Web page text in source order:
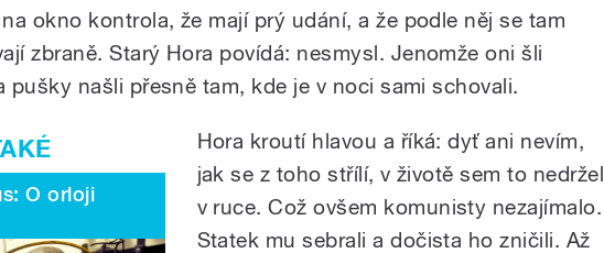
okno kontrola, že mají prý udání, a že podle něj se tam
zbraně. Starý Hora povídá: nesmysl. Jenomže oni šli
pušky našli přesně tam, kde je v noci sami schovali.
O orloji
Hora kroutí hlavou a říká: dyť ani nevím,
jak se z toho střílí, v životě sem to nedržel
v ruce. Což ovšem komunisty nezajímalo.
Statek mu sebrali a dočista ho zničili. Až